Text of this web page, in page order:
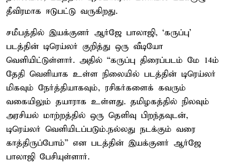
தீவிரமாக ஈடுபட்டு வருகிறது.
சமீபத்தில் இயக்குனர் ஆர்ஜே பாலாஜி, ‘கருப்பு’
படத்தின் டிரெய்லர் குறித்து ஒரு வீடியோ
வெளியிட்டுள்ளார். அதில் “கருப்பு திரைப்படம் மே 14ம்
தேதி வெளியாக உள்ள நிலையில் படத்தின் டிரெய்லர்
மிகவும் நேர்த்தியாகவும், ரசிகர்களைக் கவரும்
வகையிலும் தயாராக உள்ளது. தமிழகத்தில் நிலவும்
அரசியல் மாற்றத்தில் ஒரு தெளிவு பிறந்தவுடன்,
டிரெய்லர் வெளியிடப்படும்.நல்லது நடக்கும் வரை
காத்திருப்போம்” என படத்தின் இயக்குனர் ஆர்ஜே
பாலாஜி பேசியுள்ளார்.